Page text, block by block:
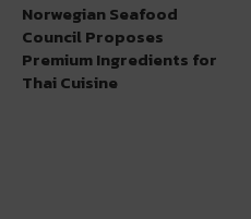
Norwegian Seafood
Council Proposes
Premium Ingredients for
Thai Cuisine